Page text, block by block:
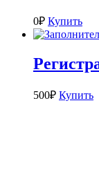
0₽ Купить
500₽ Купить